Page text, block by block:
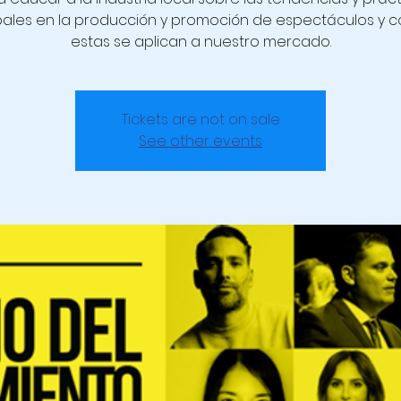
en la producción y promoción de espectáculos y
estas se aplican a nuestro mercado.
Tickets are not on sale
See other events